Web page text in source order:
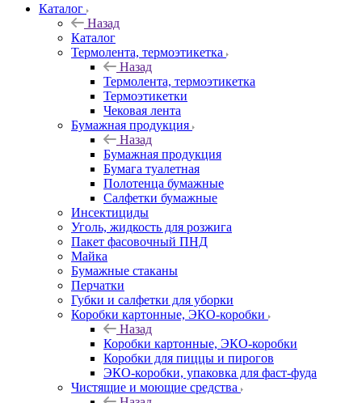
Каталог
Назад
Каталог
Термолента, термоэтикетка
Назад
Термолента, термоэтикетка
Термоэтикетки
Чековая лента
Бумажная продукция
Назад
Бумажная продукция
Бумага туалетная
Полотенца бумажные
Салфетки бумажные
Инсектициды
Уголь, жидкость для розжига
Пакет фасовочный ПНД
Майка
Бумажные стаканы
Перчатки
Губки и салфетки для уборки
Коробки картонные, ЭКО-коробки
Назад
Коробки картонные, ЭКО-коробки
Коробки для пиццы и пирогов
ЭКО-коробки, упаковка для фаст-фуда
Чистящие и моющие средства